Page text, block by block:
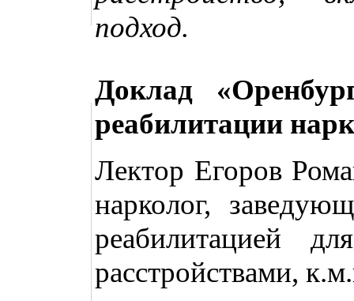
подход.
Доклад
реабилитации
Лектор Егоров
нарколог,
реабилитацией
расстройствами,